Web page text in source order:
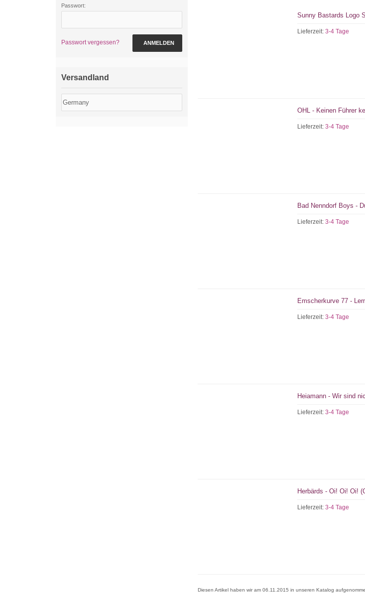
Sunny Bastards Logo
Lieferzeit:3-4 Tage
OHL - Keinen Führer
Lieferzeit:3-4 Tage
Bad Nenndorf Boys -
Lieferzeit:3-4 Tage
Emscherkurve 77 -
Lieferzeit:3-4 Tage
Heiamann - Wir sind
Lieferzeit:3-4 Tage
Herbärds - Oi! Oi! Oi!
Lieferzeit:3-4 Tage
Diesen Artikel haben wir am 06.11.2015 in unseren Katalog
Passwort:
Passwort vergessen? ANMELDEN
Versandland